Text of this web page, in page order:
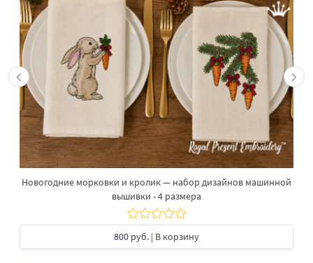
Новогодние морковки и кролик — набор дизайнов машинной
вышивки - 4 размера
800 руб. | В корзину